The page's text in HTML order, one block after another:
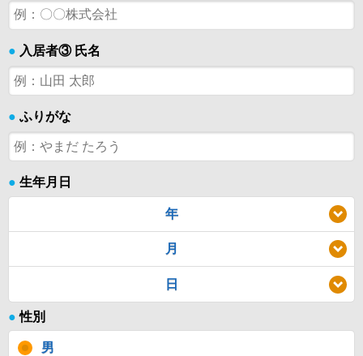
● 入居者③ 氏名
● ふりがな
● 生年月日
年
月
日
● 性別
男